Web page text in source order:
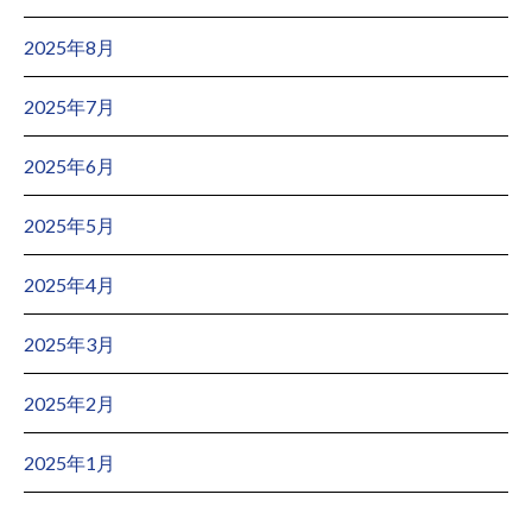
2025年8月
2025年7月
2025年6月
2025年5月
2025年4月
2025年3月
2025年2月
2025年1月